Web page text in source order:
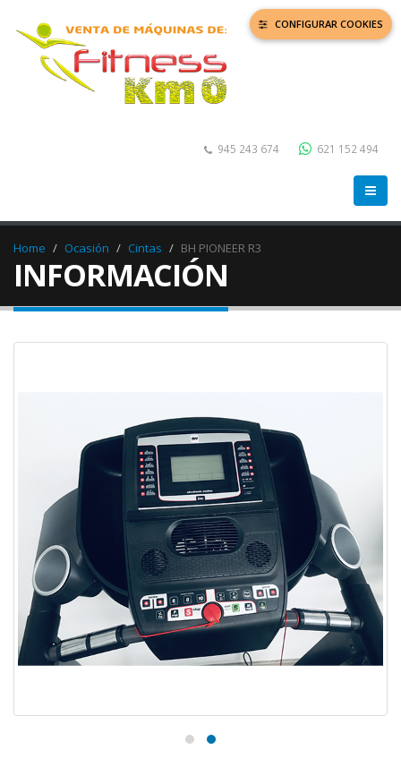
CONFIGURAR COOKIES
945 243 674 621 152 494
Home Ocasión Cintas BH PIONEER R3
INFORMACIÓN